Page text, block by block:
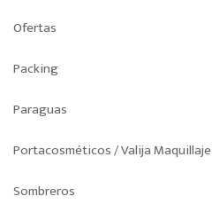
Ofertas
Packing
Paraguas
Portacosméticos / Valija Maquillaje
Sombreros